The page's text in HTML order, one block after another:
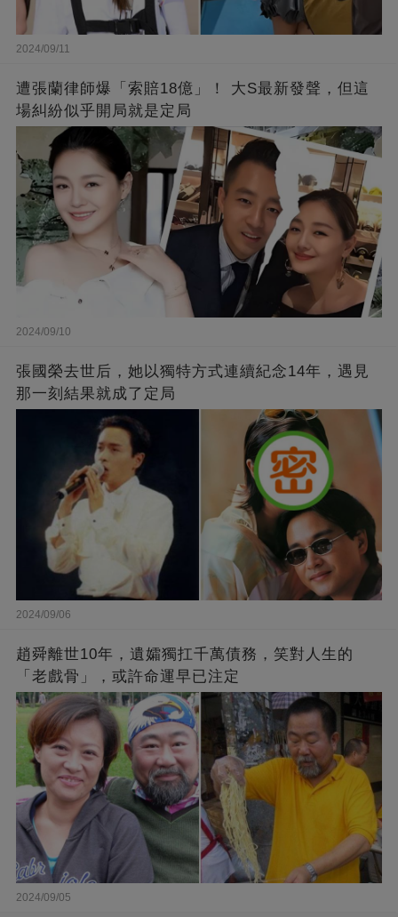
2024/09/11
遭張蘭律師爆「索賠18億」！ 大S最新發聲，但這
場糾紛似乎開局就是定局
2024/09/10
張國榮去世后，她以獨特方式連續紀念14年，遇見
那一刻結果就成了定局
2024/09/06
趙舜離世10年，遺孀獨扛千萬債務，笑對人生的
「老戲骨」，或許命運早已注定
2024/09/05